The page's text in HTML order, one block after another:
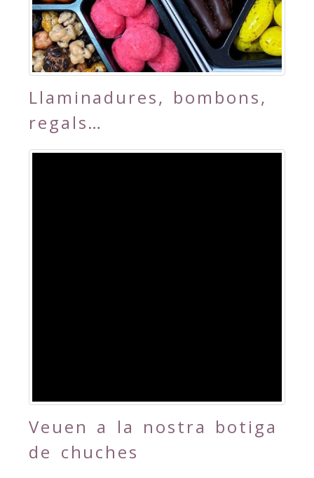
Llaminadures, bombons,
regals…
Veuen a la nostra botiga
de chuches